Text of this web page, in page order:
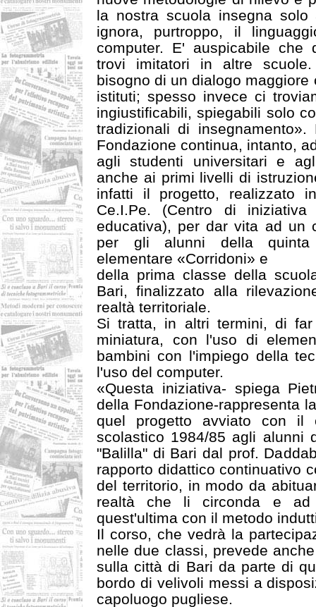
la nostra scuola insegna
ignora, purtroppo, il
computer. E' auspicabile che
trovi imitatori in altre
bisogno di un dialogo
istituti; spesso invece ci
ingiustificabili, spiegabili solo
tradizionali di
Fondazione continua, intanto,
agli studenti universitari e
anche ai primi livelli di
infatti il progetto, realizzato
Ce.I.Pe. (Centro di
educativa), per dar vita ad un
per gli alunni della
elementare «Corridoni» e
della prima classe della
Bari, finalizzato alla
realtà territoriale.
Si tratta, in altri termini, di
miniatura, con l'uso di
bambini con l'impiego della
l'uso del computer.
«Questa iniziativa- spiega
della Fondazione-rappresenta
quel progetto avviato con il
scolastico 1984/85 agli alunni
"Balilla" di Bari dal prof.
rapporto didattico continuativo
del territorio, in modo da
realtà che li circonda e ad
quest'ultima con il metodo
Il corso, che vedrà la
nelle due classi, prevede
sulla città di Bari da parte di
bordo di velivoli messi a
capoluogo pugliese.